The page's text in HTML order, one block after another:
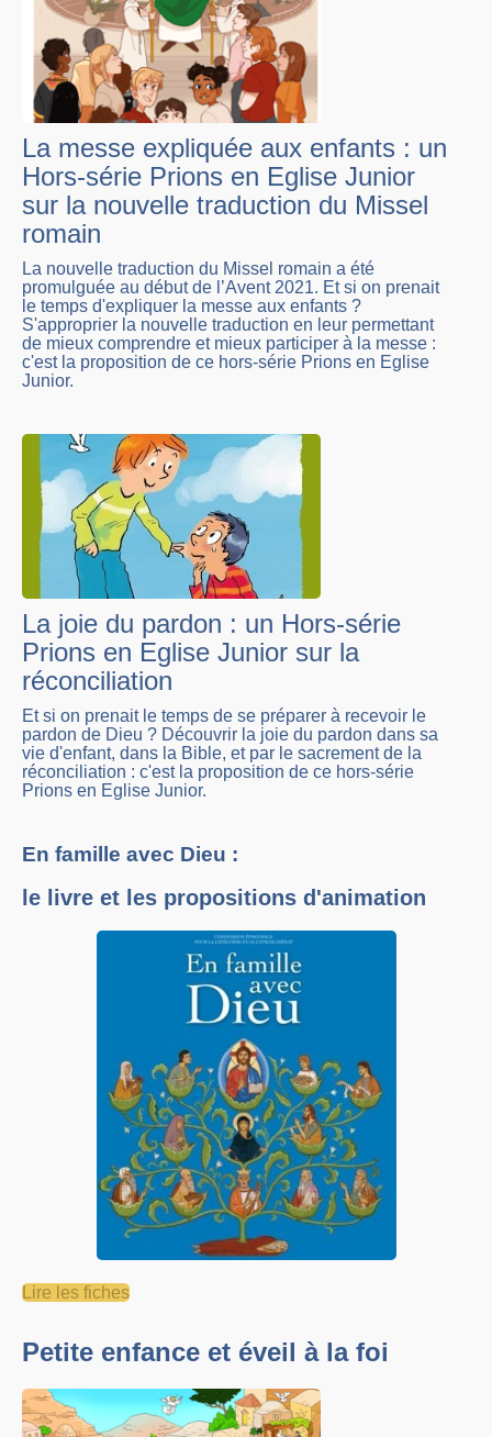
La messe expliquée aux enfants : un
Hors-série Prions en Eglise Junior
sur la nouvelle traduction du Missel
romain
La nouvelle traduction du Missel romain a été
promulguée au début de l’Avent 2021. Et si on prenait
le temps d'expliquer la messe aux enfants ?
S'approprier la nouvelle traduction en leur permettant
de mieux comprendre et mieux participer à la messe :
c'est la proposition de ce hors-série Prions en Eglise
Junior.
La joie du pardon : un Hors-série
Prions en Eglise Junior sur la
réconciliation
Et si on prenait le temps de se préparer à recevoir le
pardon de Dieu ? Découvrir la joie du pardon dans sa
vie d'enfant, dans la Bible, et par le sacrement de la
réconciliation : c'est la proposition de ce hors-série
Prions en Eglise Junior.
En famille avec Dieu :
le livre et les propositions d'animation
Lire les fiches
Petite enfance et éveil à la foi